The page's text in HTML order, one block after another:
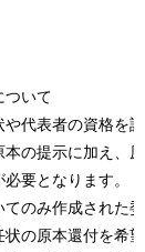
ついて
代表者の資格を
の提示に加え、
要となります。
のみ作成された
の原本還付を希